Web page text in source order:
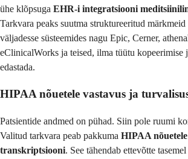
ühe klõpsuga EHR-i integratsiooni
Tarkvara peaks suutma struktureeritud märkmeid
väljadesse süsteemides nagu Epic, Cerner,
eClinicalWorks ja teised, ilma tüütu kopeerimise
edastada.
HIPAA nõuetele vastavus ja
Patsientide andmed on pühad. Siin pole ruumi
Valitud tarkvara peab pakkuma HIPAA
transkriptsiooni. See tähendab ettevõtte